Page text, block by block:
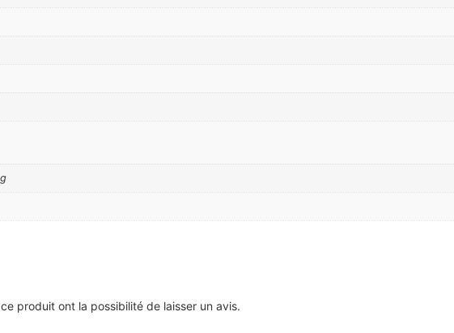
produit ont la possibilité de laisser un avis.